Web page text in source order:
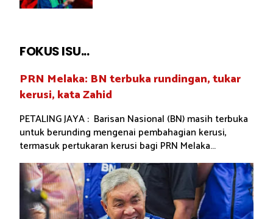
FOKUS ISU...
PRN Melaka: BN terbuka rundingan, tukar
kerusi, kata Zahid
PETALING JAYA : Barisan Nasional (BN) masih terbuka
untuk berunding mengenai pembahagian kerusi,
termasuk pertukaran kerusi bagi PRN Melaka...